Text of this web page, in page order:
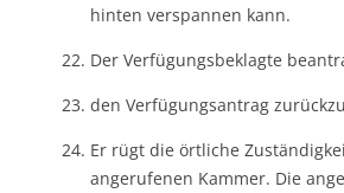
hinten verspannen kann.
Der Verfügungsbeklagte
den Verfügungsantrag
Er rügt die örtliche
angerufenen Kammer. Die